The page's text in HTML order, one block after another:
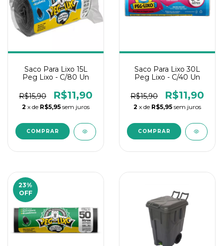
Saco Para Lixo 15L
Peg Lixo - C/80 Un
R$15,90 R$11,90
2 x de R$5,95 sem juros
Saco Para Lixo 30L
Peg Lixo - C/40 Un
R$15,90 R$11,90
2 x de R$5,95 sem juros
23%
OFF